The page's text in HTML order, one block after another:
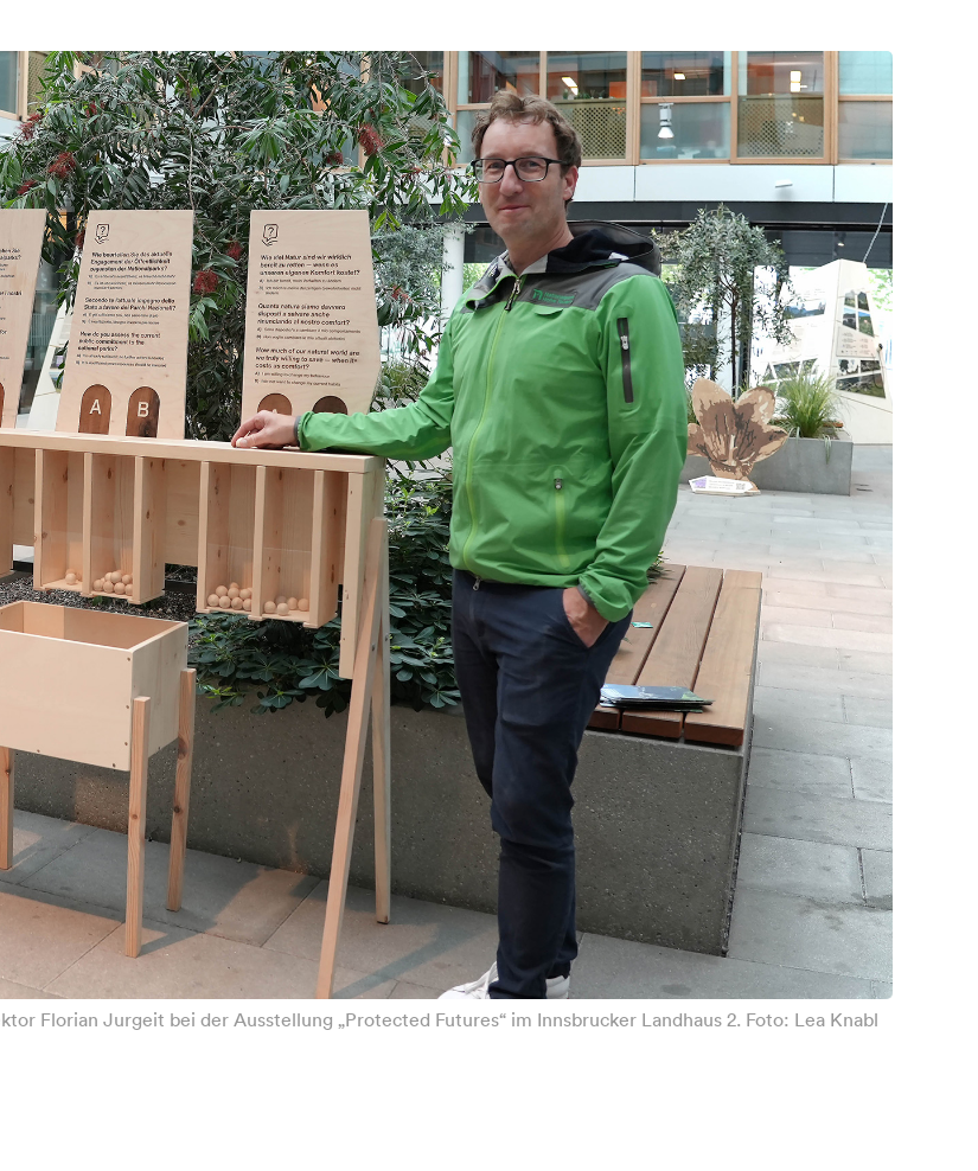
Florian Jurgeit bei der Ausstellung „Protected Futures“ im Innsbrucker Landhaus 2. Foto: Lea Knabl